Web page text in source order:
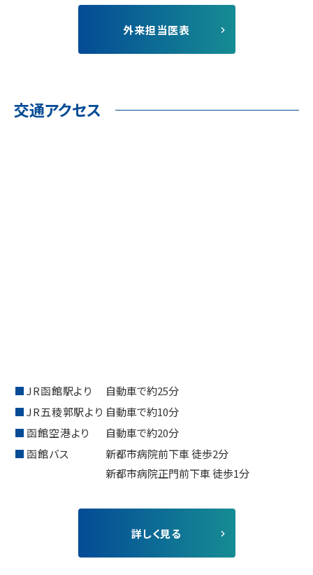
外来担当医表
交通アクセス
JR函館駅より
⾃動⾞で約25分
JR五稜郭駅より ⾃動⾞で約10分
函館空港より
⾃動⾞で約20分
函館バス
新都市病院前下⾞ 徒歩2分
新都市病院正⾨前下⾞ 徒歩1分
詳しく⾒る